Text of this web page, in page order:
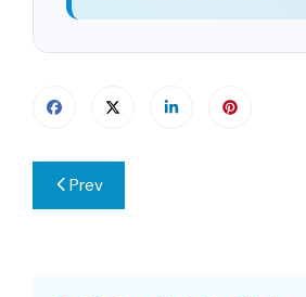
Beitragsnavigation
Prev